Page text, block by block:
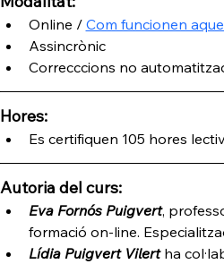
Online / Com funcionen
Assincrònic
Correcccions no
Hores:
Es certifiquen 105 hores
Autoria del curs:
Eva Fornós Puigvert,
formació on-line.
Lídia Puigvert Vilert ha